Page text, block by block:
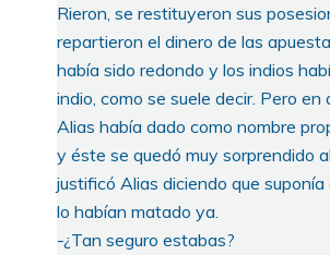
Rieron, se restituyeron sus
repartieron el dinero de las
había sido redondo y los indios
indio, como se suele decir. Pero en
Alias había dado como nombre
y éste se quedó muy sorprendido
justificó Alias diciendo que suponía
lo habían matado ya.
-¿Tan seguro estabas?